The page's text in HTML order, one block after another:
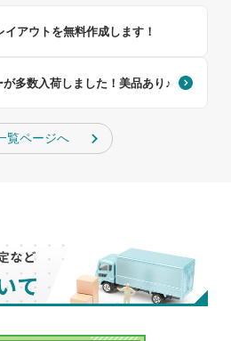
イアウトを無料作成します！
が多数入荷しました！美品あり♪
覧ページへ